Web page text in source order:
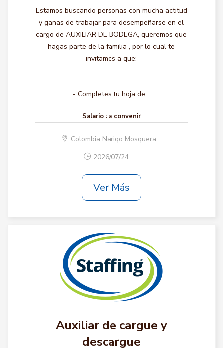
Estamos buscando personas con mucha actitud
y ganas de trabajar para desempeñarse en el
cargo de AUXILIAR DE BODEGA, queremos que
hagas parte de la familia , por lo cual te
invitamos a que:
- Completes tu hoja de...
Salario : a convenir
Colombia Nariqo Mosquera
2026/07/24
Ver Más
Auxiliar de cargue y
descargue